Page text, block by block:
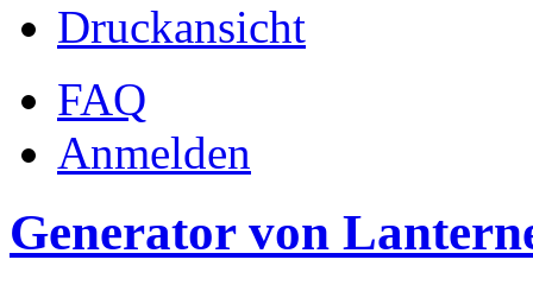
Druckansicht
FAQ
Anmelden
Generator von